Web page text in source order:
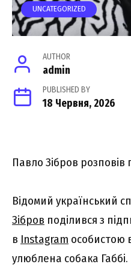
UNCATEGORIZED
AUTHOR
admin
PUBLISHED BY
18 Червня, 2026
Павло Зібров
Відомий український
Зібров поділився з
в Instagram особистою
улюблена собака Габбі.